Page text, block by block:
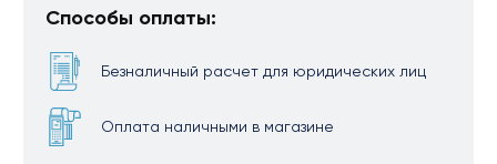
Способы оплаты:
Безналичный расчет для юридических лиц
Оплата наличными в магазине